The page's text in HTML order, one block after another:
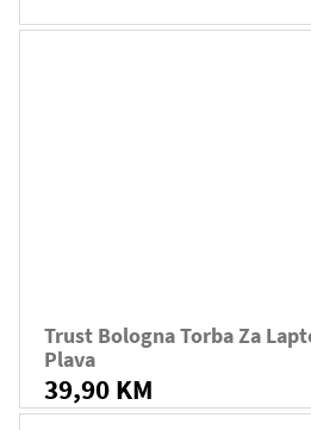
Trust Bologna Torba Za
Plava
39,90 KM